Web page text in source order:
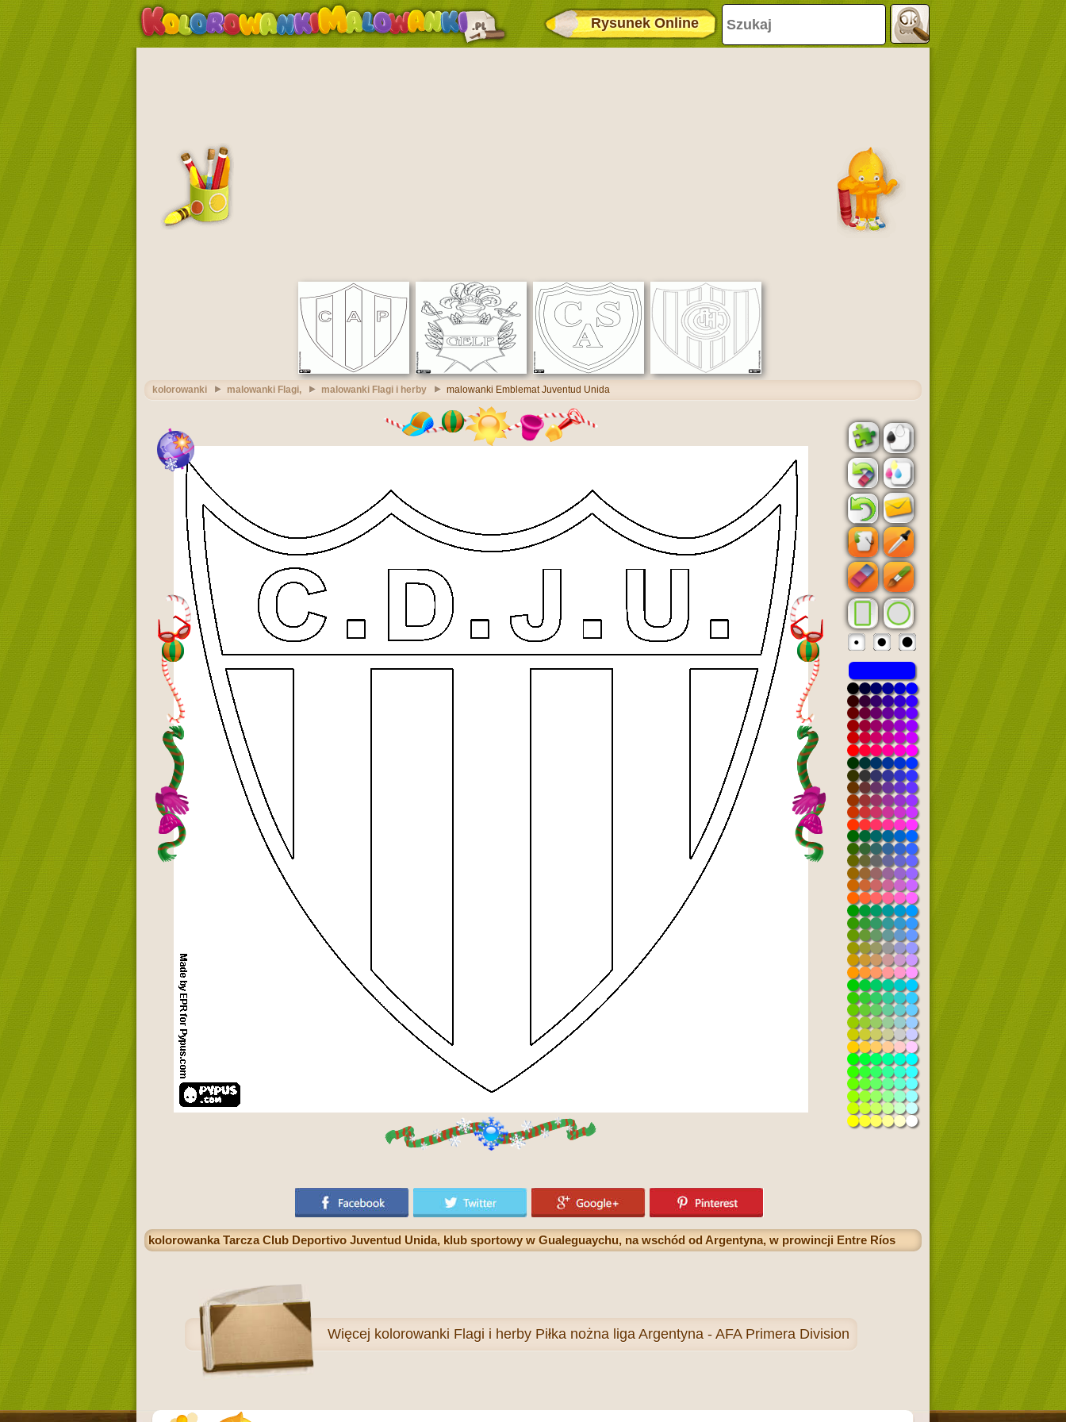
Rysunek Online
kolorowanki malowanki Flagi, malowanki Flagi i herby malowanki Emblemat Juventud Unida
kolorowanka Tarcza Club Deportivo Juventud Unida, klub sportowy w Gualeguaychu, na wschód od Argentyna, w prowincji Entre Ríos
Więcej kolorowanki Flagi i herby Piłka nożna liga Argentyna - AFA Primera Division